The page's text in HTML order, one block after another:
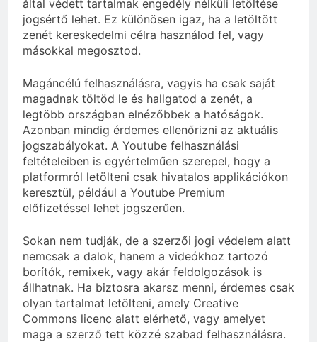
által védett tartalmak engedély nélküli letöltése
jogsértő lehet. Ez különösen igaz, ha a letöltött
zenét kereskedelmi célra használod fel, vagy
másokkal megosztod.
Magáncélú felhasználásra, vagyis ha csak saját
magadnak töltöd le és hallgatod a zenét, a
legtöbb országban elnézőbbek a hatóságok.
Azonban mindig érdemes ellenőrizni az aktuális
jogszabályokat. A Youtube felhasználási
feltételeiben is egyértelműen szerepel, hogy a
platformról letölteni csak hivatalos applikációkon
keresztül, például a Youtube Premium
előfizetéssel lehet jogszerűen.
Sokan nem tudják, de a szerzői jogi védelem alatt
nemcsak a dalok, hanem a videókhoz tartozó
borítók, remixek, vagy akár feldolgozások is
állhatnak. Ha biztosra akarsz menni, érdemes csak
olyan tartalmat letölteni, amely Creative
Commons licenc alatt elérhető, vagy amelyet
maga a szerző tett közzé szabad felhasználásra.